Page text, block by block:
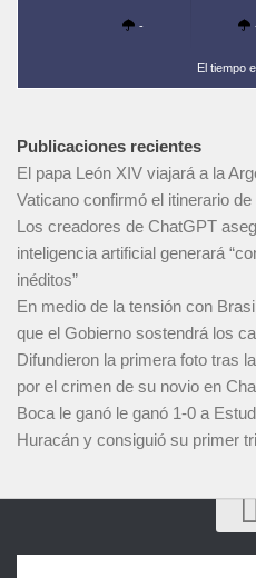
-
El tiempo
Publicaciones recientes
El papa León XIV viajará a la
Vaticano confirmó el itinerario
Los creadores de ChatGPT
inteligencia artificial generará
inéditos”
En medio de la tensión con
que el Gobierno sostendrá los
Difundieron la primera foto tras
por el crimen de su novio en
Boca le ganó le ganó 1-0 a
Huracán y consiguió su primer